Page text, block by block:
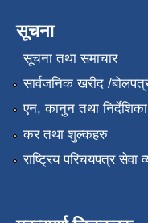
सूचना
सूचना तथा समाचार
सार्वजनिक खरीद /
एन, कानुन तथा निर्देशिका
कर तथा शुल्कहरु
राष्ट्रिय परिचयपत्र सेवा